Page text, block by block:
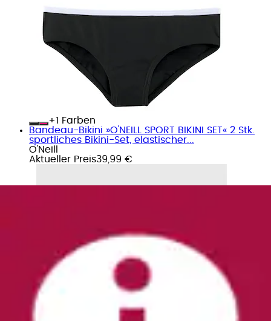
+
Farben
Bandeau-Bikini »O'NEILL SPORT BIKINI SET« 2 Stk.
sportliches Bikini-Set, elastischer...
O'Neill
Aktueller Preis39,99 €